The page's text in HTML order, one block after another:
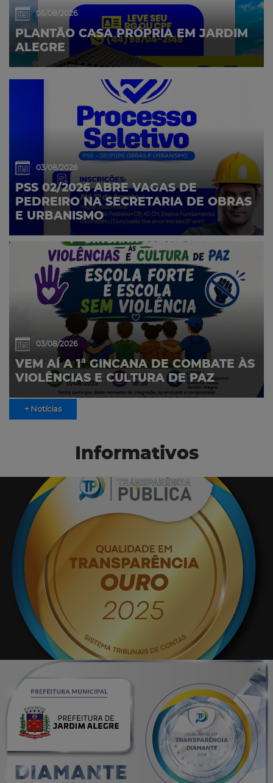
05/08/2026
PLANTÃO CASA PRÓPRIA EM JARDIM
ALEGRE
03/08/2026
PSS 02/2026 ABRE VAGAS DE
PEDREIRO NA SECRETARIA DE OBRAS
E URBANISMO
03/08/2026
VEM AÍ A 1ª GINCANA DE COMBATE ÀS
VIOLÊNCIAS E CULTURA DE PAZ
+ Notícias
Informativos